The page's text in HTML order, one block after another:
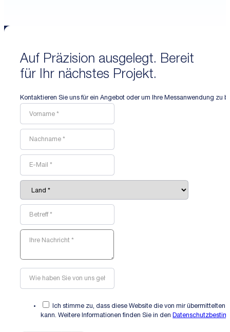
Auf Präzision ausgelegt. Bereit
für Ihr nächstes Projekt.
Kontaktieren Sie uns für ein Angebot oder um Ihre Messanwendung zu
Ich stimme zu, dass diese Website die von mir übermittelten
kann. Weitere Informationen finden Sie in den